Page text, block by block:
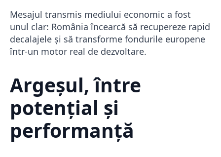
Mesajul transmis mediului economic a fost
unul clar: România încearcă să recupereze rapid
decalajele și să transforme fondurile europene
într-un motor real de dezvoltare.
Argeșul, între
potențial și
performanță